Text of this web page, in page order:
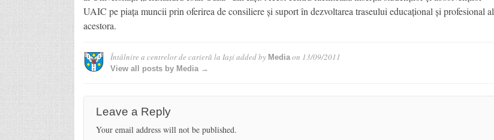
UAIC pe piaţa muncii prin oferirea de consiliere şi suport în dezvoltarea traseului educaţional şi profesional al
acestora.
Întâlnire a centrelor de carieră la Iaşiadded by Mediaon 13/09/2011
View all posts by Media →
Leave a Reply
Your email address will not be published.